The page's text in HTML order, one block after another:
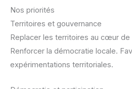
Nos priorités
Territoires et gouvernance
Replacer les territoires au cœur de
Renforcer la démocratie locale.
expérimentations territoriales.